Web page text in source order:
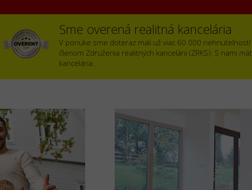
Sme overená realitná kancelária
V ponuke sme doteraz mali už viac 60 000
členom Združenia realitných kancelárii (ZRKS). S nami
kancelária.